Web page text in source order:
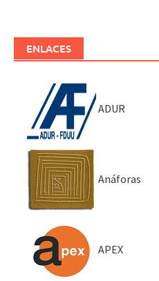
ENLACES
ADUR
Anáforas
APEX